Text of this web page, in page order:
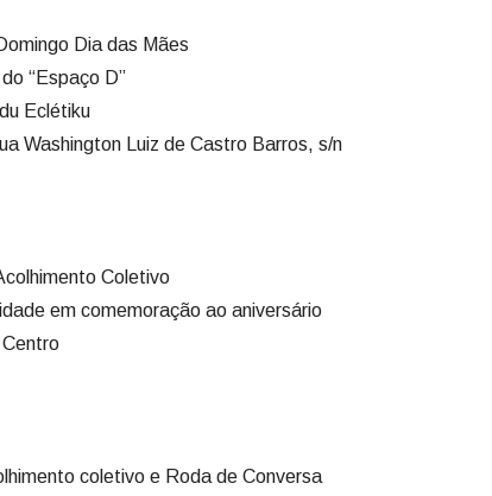
Dia das Mães
“Espaço D”
Eclétiku
Washington Luiz de Castro Barros, s/n
Coletivo
em comemoração ao aniversário
coletivo e Roda de Conversa